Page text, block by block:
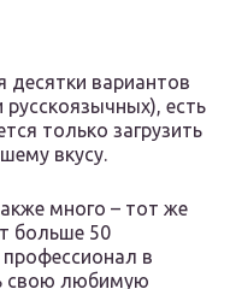
вариантов
есть
только загрузить
вкусу.
много – тот же
больше 50
в
свою любимую